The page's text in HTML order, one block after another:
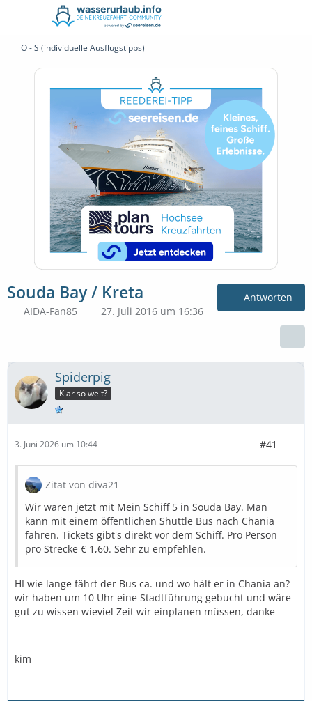
O - S (individuelle Ausflugstipps)
Souda Bay / Kreta
AIDA-Fan85 27. Juli 2016 um 16:36
Antworten
Spiderpig
Klar so weit?
3. Juni 2026 um 10:44 #41
Zitat von diva21
Wir waren jetzt mit Mein Schiff 5 in Souda Bay. Man
kann mit einem öffentlichen Shuttle Bus nach Chania
fahren. Tickets gibt's direkt vor dem Schiff. Pro Person
pro Strecke € 1,60. Sehr zu empfehlen.
HI wie lange fährt der Bus ca. und wo hält er in Chania an?
wir haben um 10 Uhr eine Stadtführung gebucht und wäre
gut zu wissen wieviel Zeit wir einplanen müssen, danke
kim